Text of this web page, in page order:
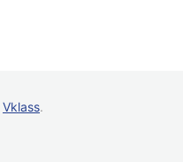
Vklass.